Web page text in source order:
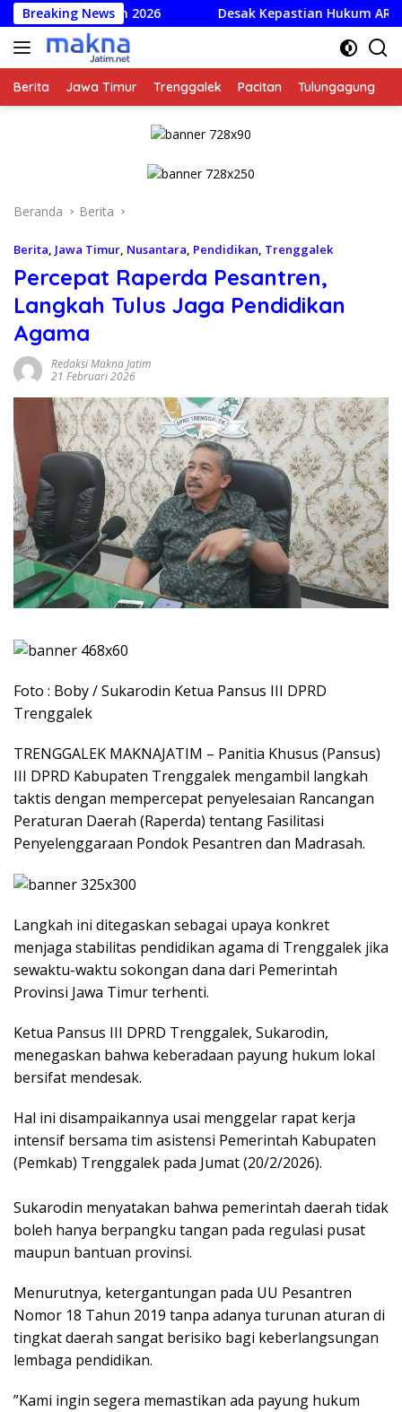
Langsung
ke
konten
Breaking News
2026 Desak Kepastian Hukum ART Dorong
Berita Jawa Timur Trenggalek Pacitan Tulungagung
Beranda Berita
Berita Jawa Timur Nusantara Pendidikan Trenggalek
Percepat Raperda Pesantren,
Langkah Tulus Jaga Pendidikan
Agama
Redaksi Makna Jatim
21 Februari 2026
Foto : Boby / Sukarodin Ketua Pansus III DPRD
Trenggalek
​TRENGGALEK MAKNAJATIM – Panitia Khusus (Pansus)
III DPRD Kabupaten Trenggalek mengambil langkah
taktis dengan mempercepat penyelesaian Rancangan
Peraturan Daerah (Raperda) tentang Fasilitasi
Penyelenggaraan Pondok Pesantren dan Madrasah.
Langkah ini ditegaskan sebagai upaya konkret
menjaga stabilitas pendidikan agama di Trenggalek jika
sewaktu-waktu sokongan dana dari Pemerintah
Provinsi Jawa Timur terhenti.
​Ketua Pansus III DPRD Trenggalek, Sukarodin,
menegaskan bahwa keberadaan payung hukum lokal
bersifat mendesak.
Hal ini disampaikannya usai menggelar rapat kerja
intensif bersama tim asistensi Pemerintah Kabupaten
(Pemkab) Trenggalek pada Jumat (20/2/2026).
​Sukarodin menyatakan bahwa pemerintah daerah tidak
boleh hanya berpangku tangan pada regulasi pusat
maupun bantuan provinsi.
Menurutnya, ketergantungan pada UU Pesantren
Nomor 18 Tahun 2019 tanpa adanya turunan aturan di
tingkat daerah sangat berisiko bagi keberlangsungan
lembaga pendidikan.
​”Kami ingin segera memastikan ada payung hukum